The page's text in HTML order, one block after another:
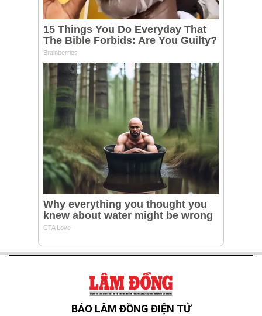
BÁO LÂM ĐỒNG ĐIỆN TỬ